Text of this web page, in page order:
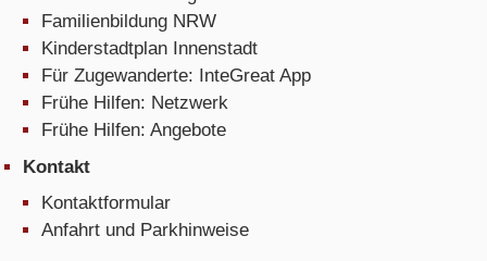
Familienbildung NRW
Kinderstadtplan Innenstadt
Für Zugewanderte: InteGreat App
Frühe Hilfen: Netzwerk
Frühe Hilfen: Angebote
Kontakt
Kontaktformular
Anfahrt und Parkhinweise